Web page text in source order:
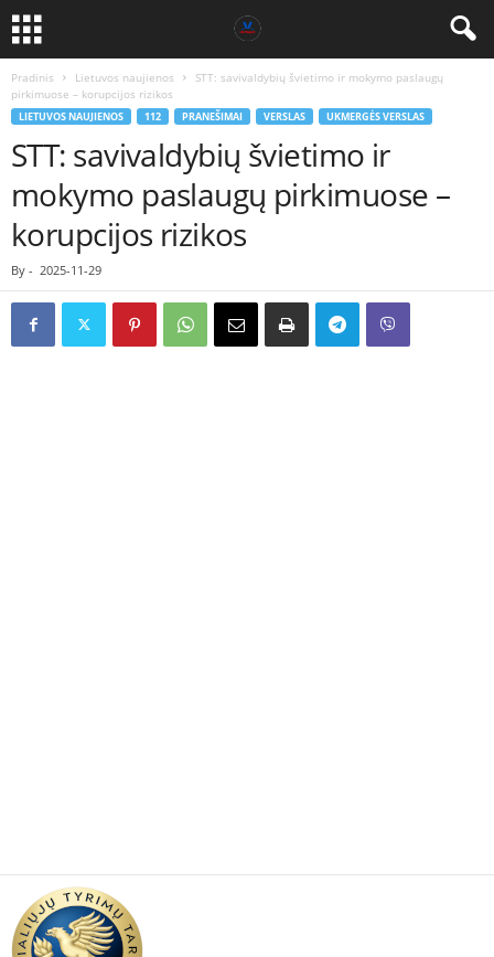
Pradinis Lietuvos naujienos
STT: savivaldybių švietimo ir mokymo paslaugų
pirkimuose – korupcijos rizikos
LIETUVOS NAUJIENOS 112 PRANEŠIMAI VERSLAS UKMERGĖS VERSLAS
STT: savivaldybių švietimo ir
mokymo paslaugų pirkimuose –
korupcijos rizikos
By - 2025-11-29